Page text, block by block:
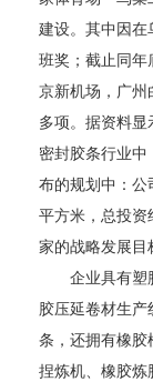
建设。其中因在
班奖；截止同年
京新机场，广州
多项。据资料
密封胶条行业
布的规划中：公
平方米，总投资
家的战略发展目
企业具有塑胶
胶压延卷材生
条，还拥有橡胶
捏炼机、橡胶炼